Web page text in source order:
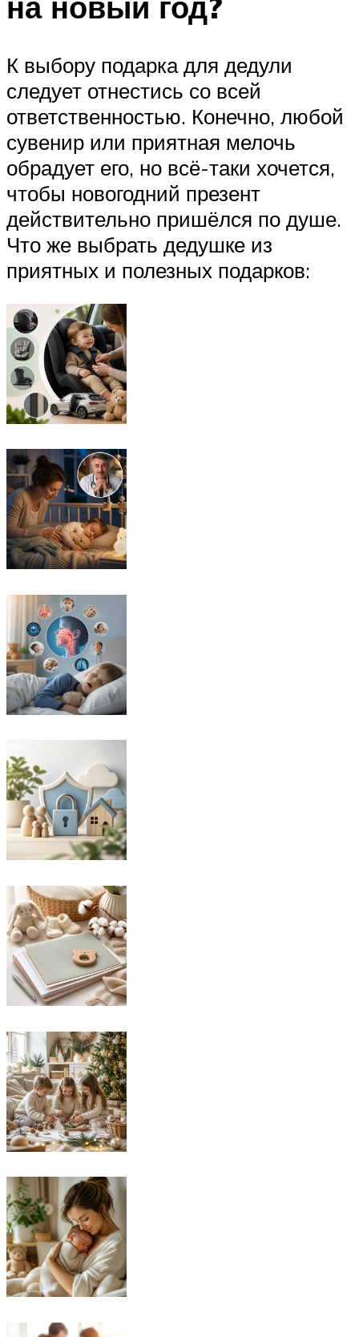
К выбору подарка для дедули
следует отнестись со всей
ответственностью. Конечно, любой
сувенир или приятная мелочь
обрадует его, но всё-таки хочется,
чтобы новогодний презент
действительно пришёлся по душе.
Что же выбрать дедушке из
приятных и полезных подарков: